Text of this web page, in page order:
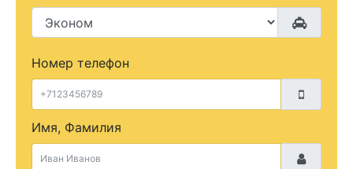
Номер телефон
Имя, Фамилия